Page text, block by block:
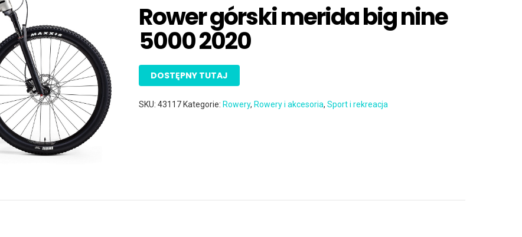
Rower górski merida big nine
5000 2020
DOSTĘPNY TUTAJ
SKU:43117 Kategorie: Rowery, Rowery i akcesoria,Sport i rekreacja